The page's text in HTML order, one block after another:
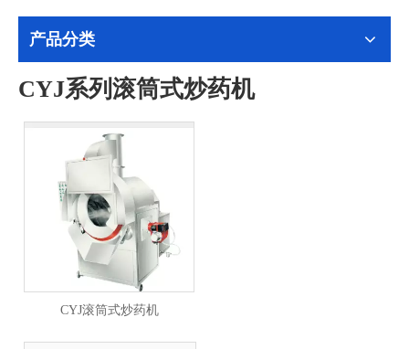
产品分类
CYJ系列滚筒式炒药机
CYJ滚筒式炒药机